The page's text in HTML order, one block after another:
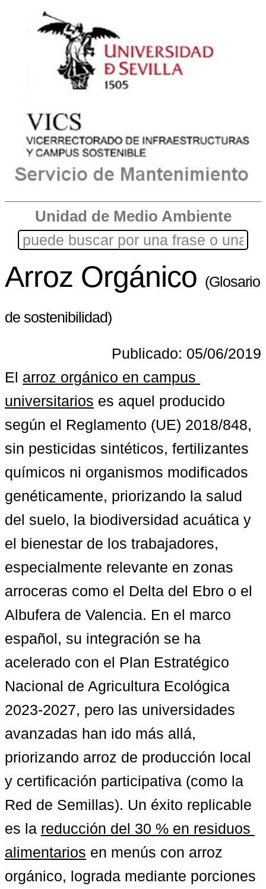
Unidad de Medio Ambiente
Arroz Orgánico (Glosario
de sostenibilidad)
Publicado: 05/06/2019
El arroz orgánico en campus
universitarios es aquel producido
según el Reglamento (UE) 2018/848,
sin pesticidas sintéticos, fertilizantes
químicos ni organismos modificados
genéticamente, priorizando la salud
del suelo, la biodiversidad acuática y
el bienestar de los trabajadores,
especialmente relevante en zonas
arroceras como el Delta del Ebro o el
Albufera de Valencia. En el marco
español, su integración se ha
acelerado con el Plan Estratégico
Nacional de Agricultura Ecológica
2023-2027, pero las universidades
avanzadas han ido más allá,
priorizando arroz de producción local
y certificación participativa (como la
Red de Semillas). Un éxito replicable
es la reducción del 30 % en residuos
alimentarios en menús con arroz
orgánico, lograda mediante porciones